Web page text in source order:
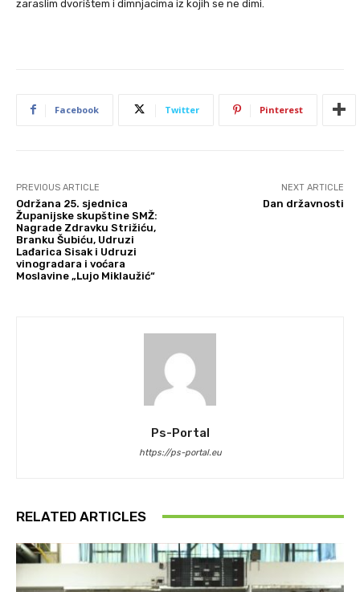
zaraslim dvorištem i dimnjacima iz kojih se ne dimi.
Facebook Twitter Pinterest
PREVIOUS ARTICLE
Održana 25. sjednica
Županijske skupštine SMŽ:
Nagrade Zdravku Strižiću,
Branku Šubiću, Udruzi
Lađarica Sisak i Udruzi
vinogradara i voćara
Moslavine „Lujo Miklaužić“
NEXT ARTICLE
Dan državnosti
Ps-Portal
https://ps-portal.eu
RELATED ARTICLES